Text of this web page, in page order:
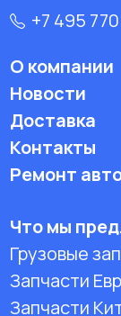
+7 495
О компании
Новости
Доставка
Контакты
Ремонт
Что мы
Грузовые
Запчасти
Запчасти